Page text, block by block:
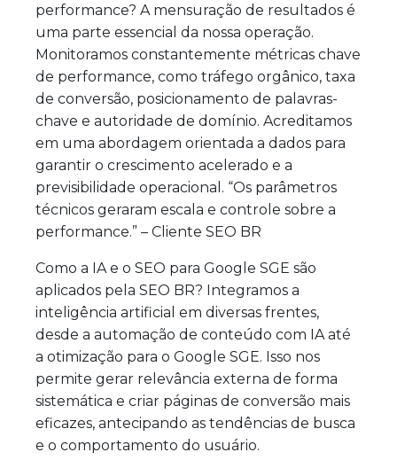
performance? A mensuração de resultados é
uma parte essencial da nossa operação.
Monitoramos constantemente métricas chave
de performance, como tráfego orgânico, taxa
de conversão, posicionamento de palavras-
chave e autoridade de domínio. Acreditamos
em uma abordagem orientada a dados para
garantir o crescimento acelerado e a
previsibilidade operacional. “Os parâmetros
técnicos geraram escala e controle sobre a
performance.” – Cliente SEO BR
Como a IA e o SEO para Google SGE são
aplicados pela SEO BR? Integramos a
inteligência artificial em diversas frentes,
desde a automação de conteúdo com IA até
a otimização para o Google SGE. Isso nos
permite gerar relevância externa de forma
sistemática e criar páginas de conversão mais
eficazes, antecipando as tendências de busca
e o comportamento do usuário.